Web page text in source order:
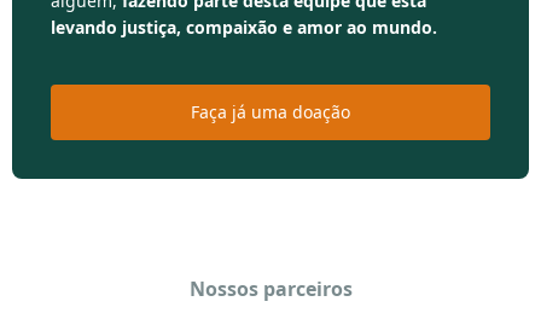
levando justiça, compaixão e amor ao mundo.
Faça já uma doação
Nossos parceiros